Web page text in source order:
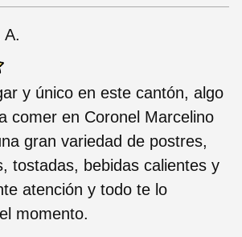
A.
y único en este cantón, algo
comer en Coronel Marcelino
gran variedad de postres,
tostadas, bebidas calientes y
atención y todo te lo
momento.